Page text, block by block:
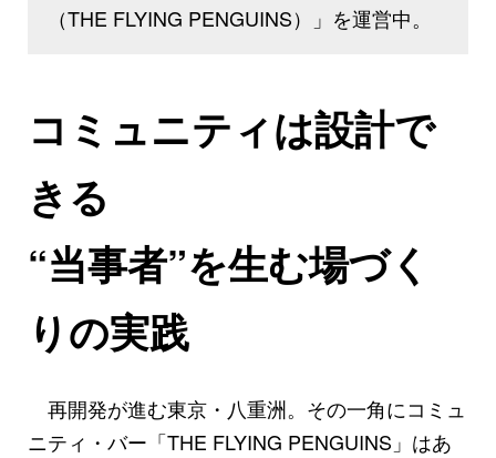
（THE FLYING PENGUINS）」を運営中。
コミュニティは設計で
きる
“当事者”を生む場づく
りの実践
再開発が進む東京・八重洲。その一角にコミュ
ニティ・バー「THE FLYING PENGUINS」はあ